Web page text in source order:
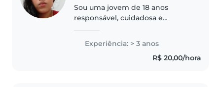
Sou uma jovem de 18 anos
responsável, cuidadosa e
trabalhei de babá 3 vezes, tenho
habilidades práticas como
Experiência: > 3 anos
R$ 20,00/hora